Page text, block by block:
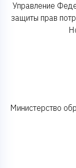
Управление
защиты прав
Министерство